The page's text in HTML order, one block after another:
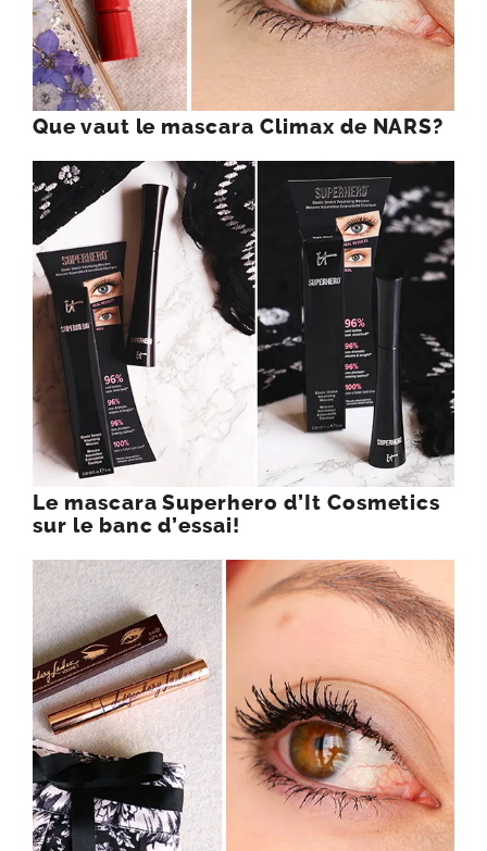
Que vaut le mascara Climax de NARS?
Le mascara Superhero d’It Cosmetics
sur le banc d’essai!